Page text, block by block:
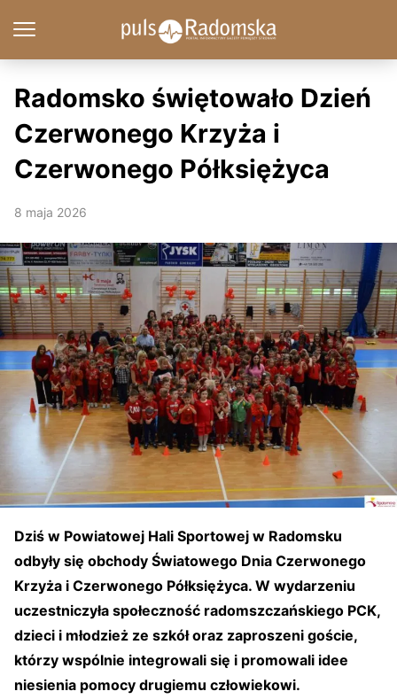
Radomsko świętowało Dzień
Czerwonego Krzyża i
Czerwonego Półksiężyca
8 maja 2026
Dziś w Powiatowej Hali Sportowej w Radomsku
odbyły się obchody Światowego Dnia Czerwonego
Krzyża i Czerwonego Półksiężyca. W wydarzeniu
uczestniczyła społeczność radomszczańskiego PCK,
dzieci i młodzież ze szkół oraz zaproszeni goście,
którzy wspólnie integrowali się i promowali idee
niesienia pomocy drugiemu człowiekowi.